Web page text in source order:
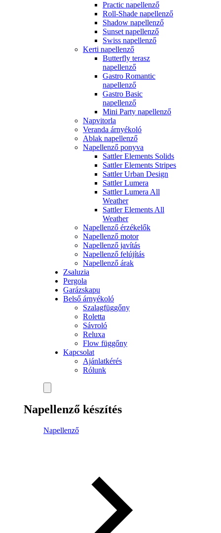
Practic napellenző
Roll-Shade napellenző
Shadow napellenző
Sunset napellenző
Swiss napellenző
Kerti napellenző
Butterfly terasz
napellenző
Gastro Romantic
napellenző
Gastro Basic
napellenző
Mini Party napellenző
Napvitorla
Veranda árnyékoló
Ablak napellenző
Napellenző ponyva
Sattler Elements Solids
Sattler Elements Stripes
Sattler Urban Design
Sattler Lumera
Sattler Lumera All
Weather
Sattler Elements All
Weather
Napellenző érzékelők
Napellenző motor
Napellenző javítás
Napellenző felújítás
Napellenző árak
Zsaluzia
Pergola
Garázskapu
Belső árnyékoló
Szalagfüggőny
Roletta
Sávroló
Reluxa
Flow függőny
Kapcsolat
Ajánlatkérés
Rólunk
Napellenző készítés
Napellenző